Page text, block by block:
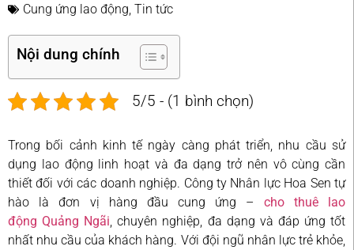
Cung ứng lao động Tin tức
Nội dung chính
5/5 - (1 bình chọn)
Trong bối cảnh kinh tế ngày càng phát triển, nhu cầu sử
dụng lao động linh hoạt và đa dạng trở nên vô cùng cần
thiết đối với các doanh nghiệp. Công ty Nhân lực Hoa Sen tự
hào là đơn vị hàng đầu cung ứng – cho thuê lao
động Quảng Ngãi , chuyên nghiệp, đa dạng và đáp ứng tốt
nhất nhu cầu của khách hàng. Với đội ngũ nhân lực trẻ khỏe,